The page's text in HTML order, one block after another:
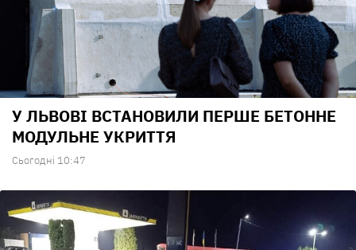
У ЛЬВОВІ ВСТАНОВИЛИ ПЕРШЕ БЕТОННЕ
МОДУЛЬНЕ УКРИТТЯ
Сьогодні 10:47